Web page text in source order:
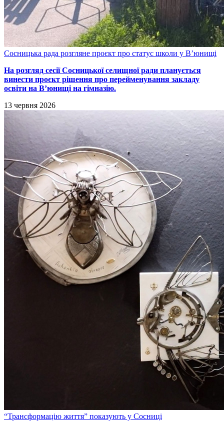
Сосницька рада розгляне проєкт про статус школи у В’юнищі
На розгляд сесії Сосницької селищної ради планується
винести проєкт рішення про перейменування закладу
освіти на В’юнищі на гімназію.
13 червня 2026
“Трансформацію життя” показують у Сосниці